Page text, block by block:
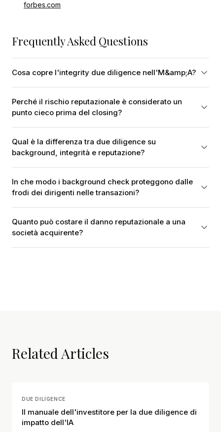
forbes.com
Frequently Asked Questions
Cosa copre l'integrity due diligence nell'M&amp;A?
Perché il rischio reputazionale è considerato un
punto cieco prima del closing?
Qual è la differenza tra due diligence su
background, integrità e reputazione?
In che modo i background check proteggono dalle
frodi dei dirigenti nelle transazioni?
Quanto può costare il danno reputazionale a una
società acquirente?
Related Articles
DUE DILIGENCE
Il manuale dell'investitore per la due diligence di
impatto dell'IA